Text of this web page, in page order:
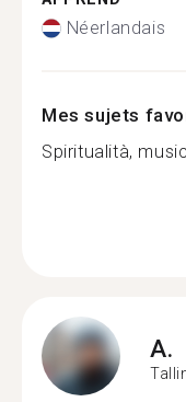
Néerlandais
Mes sujets
Spiritualità,
A.